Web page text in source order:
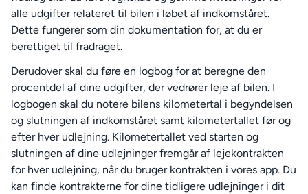
alle udgifter relateret til bilen i løbet af indkomståret.
Dette fungerer som din dokumentation for, at du er
berettiget til fradraget.
Derudover skal du føre en logbog for at beregne den
procentdel af dine udgifter, der vedrører leje af bilen. I
logbogen skal du notere bilens kilometertal i begyndelsen
og slutningen af indkomståret samt kilometertallet før og
efter hver udlejning. Kilometertallet ved starten og
slutningen af dine udlejninger fremgår af lejekontrakten
for hver udlejning, når du bruger kontrakten i vores app. Du
kan finde kontrakterne for dine tidligere udlejninger i dit